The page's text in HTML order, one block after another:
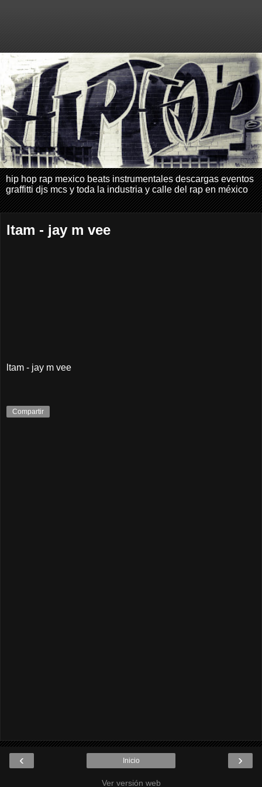
hip hop rap mexico beats instrumentales descargas eventos
graffitti djs mcs y toda la industria y calle del rap en méxico
ltam - jay m vee
ltam - jay m vee
Compartir
‹ ›
Inicio
Ver versión web